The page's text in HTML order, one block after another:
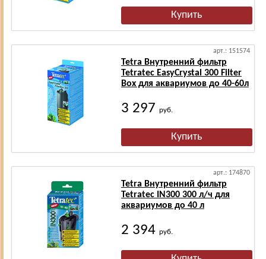
арт.: 151574
Tetra Внутренний фильтр
Tetratec EasyCrystal 300 Filter
Box для аквариумов до 40-60л
3 297 руб.
арт.: 174870
Tetra Внутренний фильтр
Tetratec IN300 300 л/ч для
аквариумов до 40 л
2 394 руб.